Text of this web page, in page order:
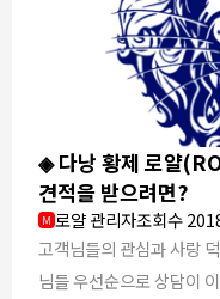
◈ 다낭 황제 로얄
견적을 받으려면?
M 로얄 관리자조회수
고객님들의 관심과 사랑
님들 우선순으로 상담이